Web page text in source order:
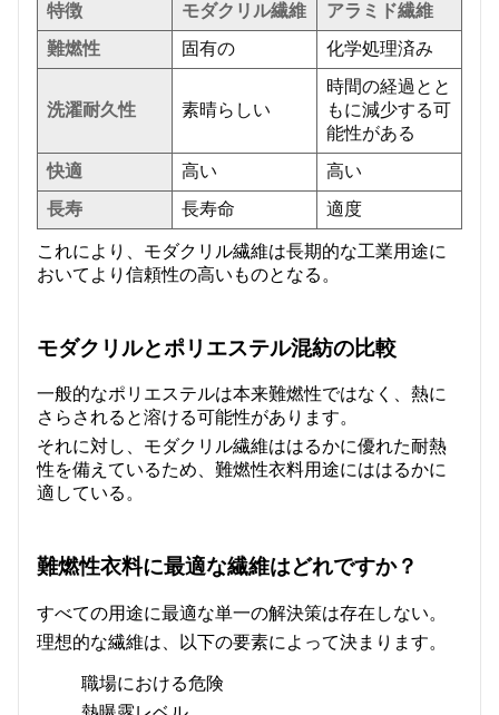
特徴
モダクリル繊維
アラミド繊維
難燃性
固有の 化学処理済み
洗濯耐久性 素晴らしい
時間の経過とと
もに減少する可
能性がある
快適
高い
高い
長寿
長寿命 適度
これにより、モダクリル繊維は長期的な工業用途に
おいてより信頼性の高いものとなる。
モダクリルとポリエステル混紡の比較
一般的なポリエステルは本来難燃性ではなく、熱に
さらされると溶ける可能性があります。
それに対し、モダクリル繊維ははるかに優れた耐熱
性を備えているため、難燃性衣料用途にははるかに
適している。
難燃性衣料に最適な繊維はどれですか？
すべての用途に最適な単一の解決策は存在しない。
理想的な繊維は、以下の要素によって決まります。
職場における危険